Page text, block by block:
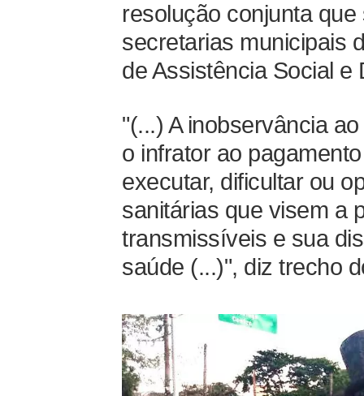
resolução conjunta
secretarias municipais
de Assistência Social e
"(...) A inobservância
o infrator ao
executar, dificultar ou
sanitárias que visem a
transmissíveis e sua
saúde (...)", diz trecho